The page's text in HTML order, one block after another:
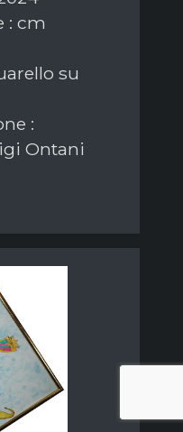
: cm
su
:
Ontani